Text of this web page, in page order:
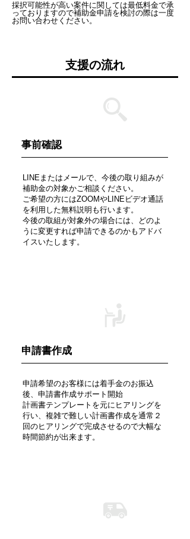
採択可能性が高い案件に関しては最低料金で承
っておりますので補助金申請を検討の際は一度
お問い合わせください。
支援の流れ
​事前確認
LINEまたはメールで、今後の取り組みが
補助金の対象かご相談ください。
ご希望の方にはZOOMやLINEビデオ通話
を利用した無料説明も行います。
今後の取組が対象外の場合には、どのよ
うに変更すれば申請できるのかもアドバ
イスいたします。
申請書作成
申請希望のお客様には着手金のお振込
後、申請書作成サポート開始
計画書テンプレートを元にヒアリングを
行い、複雑で難しい計画書作成を通常２
回のヒアリングで完成させるので大幅な
時間節約が出来ます。